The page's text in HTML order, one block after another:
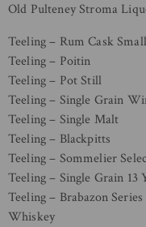
Old Pulteney Stroma
Teeling – Rum Cask
Teeling – Poitin
Teeling – Pot Still
Teeling – Single Grain
Teeling – Single Malt
Teeling – Blackpitts
Teeling – Sommelier
Teeling – Single Grain 13
Teeling – Brabazon
Whiskey